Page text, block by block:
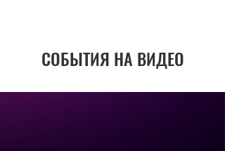
СОБЫТИЯ НА ВИДЕО